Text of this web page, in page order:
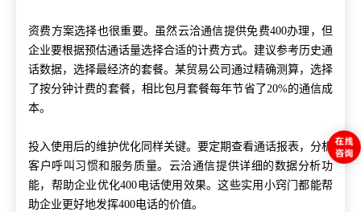
资费方案选择也很重要。虽然云洽通信提供免费400办理，但
企业要根据预估通话量选择合适的计费方式。建议参考历史通
话数据，选择最经济的套餐。某贸易公司通过精确测算，选择
了按分钟计费的套餐，相比包月套餐每年节省了20%的通信成
本。
投入使用后的维护优化同样关键。要定期查看通话报表，分析
客户呼叫习惯和服务质量。云洽通信提供详细的数据分析功
能，帮助企业优化400电话使用效果。这些实用小窍门都能帮
助企业更好地发挥400电话的价值。